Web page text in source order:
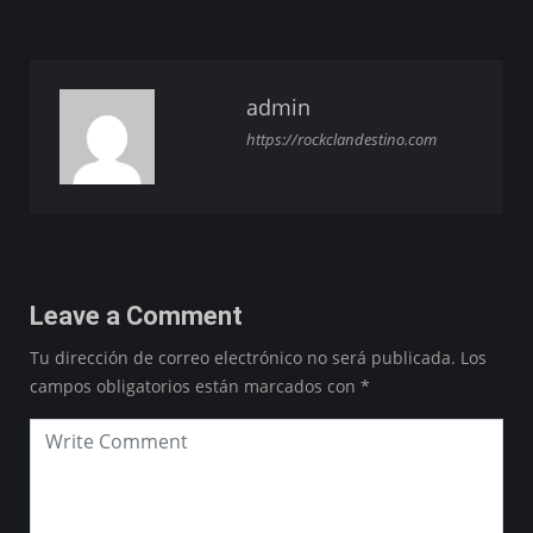
admin
https://rockclandestino.com
Leave a Comment
Tu dirección de correo electrónico no será publicada. Los
campos obligatorios están marcados con *